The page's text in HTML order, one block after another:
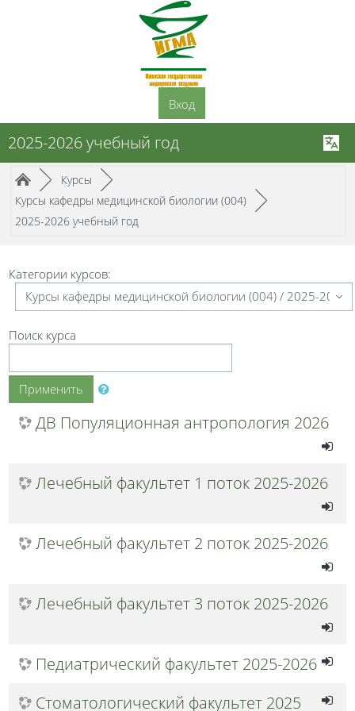
Перейти к основному содержанию
Вход
2025-2026 учебный год
Путь к странице
/► Курсы /►
Курсы кафедры медицинской биологии (004)
/►
2025-2026 учебный год
Категории курсов:
Поиск курса
Применить
ДВ Популяционная антропология 2026
Лечебный факультет 1 поток 2025-2026
Лечебный факультет 2 поток 2025-2026
Лечебный факультет 3 поток 2025-2026
Педиатрический факультет 2025-2026
Стоматологический факультет 2025